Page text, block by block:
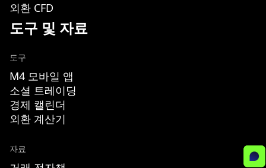
외환 CFD
도구 및 자료
도구
M4 모바일 앱
소셜 트레이딩
경제 캘린더
외환 계산기
자료